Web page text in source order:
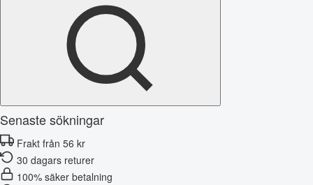
Senaste sökningar
Frakt från 56 kr
30 dagars returer
100% säker betalning